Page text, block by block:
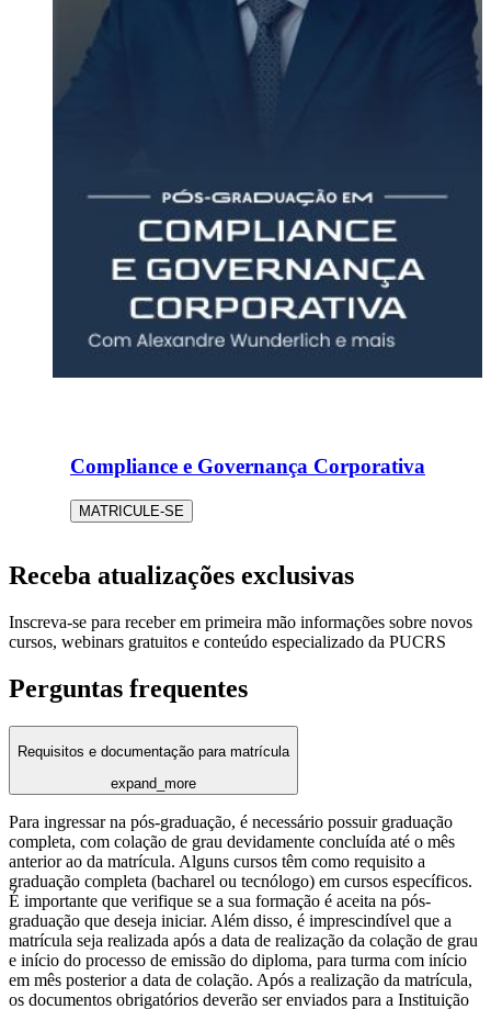
Compliance e Governança Corporativa
MATRICULE-SE
Receba atualizações exclusivas
Inscreva-se para receber em primeira mão informações sobre novos
cursos, webinars gratuitos e conteúdo especializado da PUCRS
Perguntas frequentes
Requisitos e documentação para matrícula
expand_more
Para ingressar na pós-graduação, é necessário possuir graduação
completa, com colação de grau devidamente concluída até o mês
anterior ao da matrícula. Alguns cursos têm como requisito a
graduação completa (bacharel ou tecnólogo) em cursos específicos.
É importante que verifique se a sua formação é aceita na pós-
graduação que deseja iniciar. Além disso, é imprescindível que a
matrícula seja realizada após a data de realização da colação de grau
e início do processo de emissão do diploma, para turma com início
em mês posterior a data de colação. Após a realização da matrícula,
os documentos obrigatórios deverão ser enviados para a Instituição